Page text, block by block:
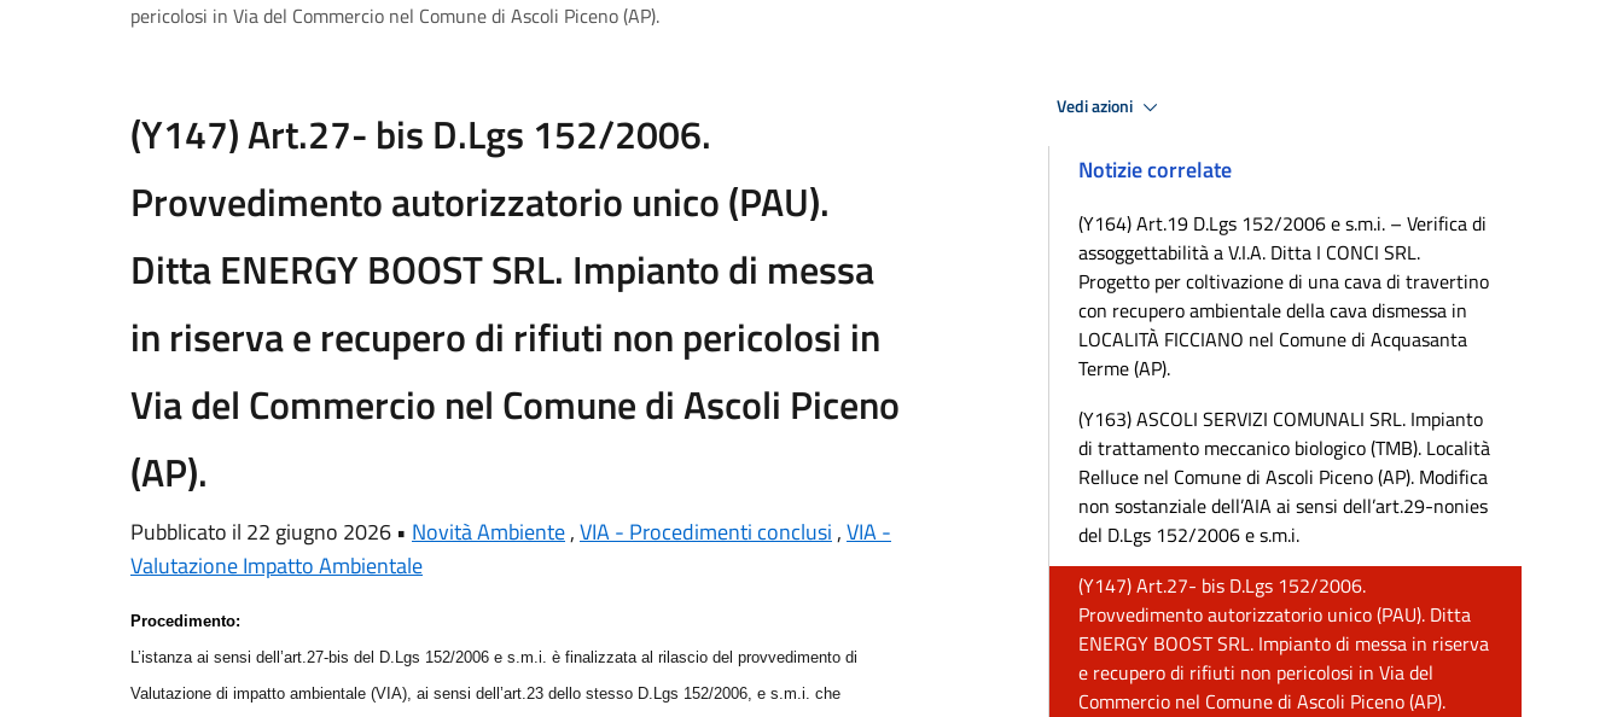
pericolosi in Via del Commercio nel Comune di Ascoli Piceno (AP).
(Y147) Art.27- bis D.Lgs 152/2006.
Provvedimento autorizzatorio unico (PAU).
Ditta ENERGY BOOST SRL. Impianto di messa
in riserva e recupero di rifiuti non pericolosi in
Via del Commercio nel Comune di Ascoli Piceno
(AP).
Pubblicato il 22 giugno 2026 • Novità Ambiente,VIA - Procedimenti conclusi ,VIA -
Valutazione Impatto Ambientale
Procedimento:
L’istanza ai sensi dell’art.27-bis del D.Lgs 152/2006 e s.m.i. è finalizzata al rilascio del provvedimento di
Valutazione di impatto ambientale (VIA), ai sensi dell’art.23 dello stesso D.Lgs 152/2006, e s.m.i. che
Vedi azioni
Notizie correlate
(Y164) Art.19 D.Lgs 152/2006 e s.m.i. – Verifica di
assoggettabilità a V.I.A. Ditta I CONCI SRL.
Progetto per coltivazione di una cava di travertino
con recupero ambientale della cava dismessa in
LOCALITÀ FICCIANO nel Comune di Acquasanta
Terme (AP).
(Y163) ASCOLI SERVIZI COMUNALI SRL. Impianto
di trattamento meccanico biologico (TMB). Località
Relluce nel Comune di Ascoli Piceno (AP). Modifica
non sostanziale dell’AIA ai sensi dell’art.29-nonies
del D.Lgs 152/2006 e s.m.i.
(Y147) Art.27- bis D.Lgs 152/2006.
Provvedimento autorizzatorio unico (PAU). Ditta
ENERGY BOOST SRL. Impianto di messa in riserva
e recupero di rifiuti non pericolosi in Via del
Commercio nel Comune di Ascoli Piceno (AP).